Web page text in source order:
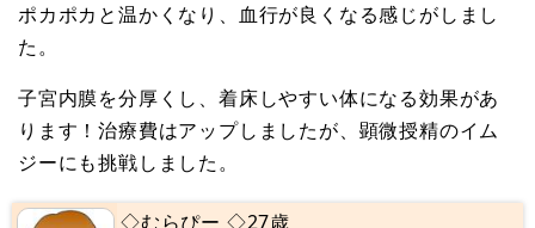
ポカポカと温かくなり、血行が良くなる感じがしまし
た。
子宮内膜を分厚くし、着床しやすい体になる効果があ
ります！治療費はアップしましたが、顕微授精のイム
ジーにも挑戦しました。
◇むらぴー ◇27歳